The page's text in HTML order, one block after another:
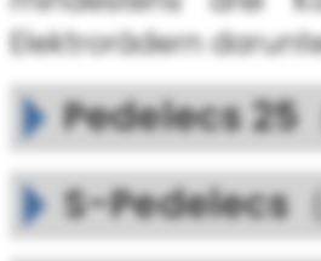
Elektrorädern
Pedelecs 25
S-Pedelecs